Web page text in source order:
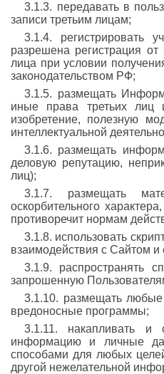
3.1.3. передавать в
записи третьим лицам;
3.1.4. регистрировать
разрешена регистрация
лица при условии
законодательством РФ;
3.1.5. размещать
иные права третьих лиц
изобретение, полезную
интеллектуальной
3.1.6. размещать
деловую репутацию,
лиц);
3.1.7. размещать
оскорбительного
противоречит нормам
3.1.8. использовать
взаимодействия с Сайтом и
3.1.9. распространять
запрошенную
3.1.10. размещать
вредоносные программы;
3.1.11. накапливать и
информацию и личные
способами для любых
другой нежелательной